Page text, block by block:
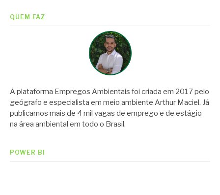
QUEM FAZ
A plataforma Empregos Ambientais foi criada em 2017 pelo
geógrafo e especialista em meio ambiente Arthur Maciel. Já
publicamos mais de 4 mil vagas de emprego e de estágio
na área ambiental em todo o Brasil.
POWER BI